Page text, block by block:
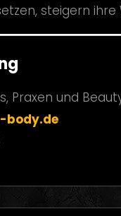
steigern
Praxen und
body.de